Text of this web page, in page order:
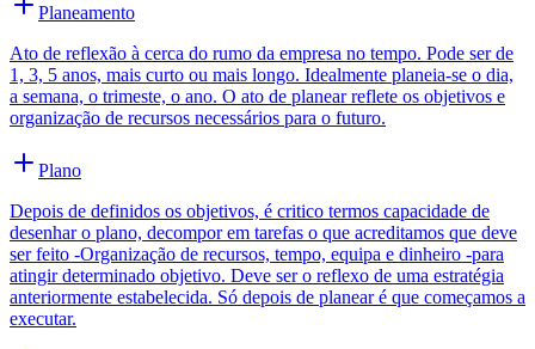
Planeamento
Ato de reflexão à cerca do rumo da empresa no tempo. Pode ser de
1, 3, 5 anos, mais curto ou mais longo. Idealmente planeia-se o dia,
a semana, o trimeste, o ano. O ato de planear reflete os objetivos e
organização de recursos necessários para o futuro.
Plano
Depois de definidos os objetivos, é critico termos capacidade de
desenhar o plano, decompor em tarefas o que acreditamos que deve
ser feito -Organização de recursos, tempo, equipa e dinheiro -para
atingir determinado objetivo. Deve ser o reflexo de uma estratégia
anteriormente estabelecida. Só depois de planear é que começamos a
executar.